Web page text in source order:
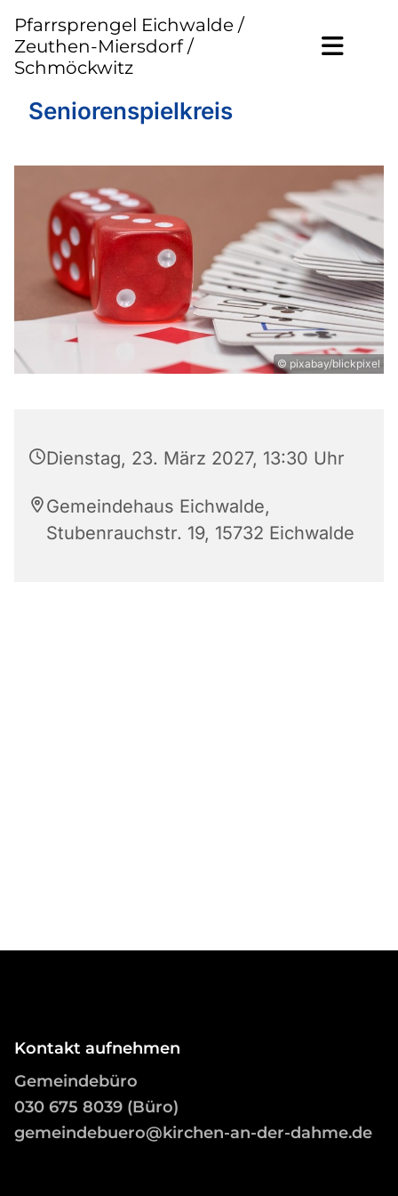
Pfarrsprengel Eichwalde /
Zeuthen-Miersdorf /
Schmöckwitz
Seniorenspielkreis
© pixabay/blickpixel
Dienstag, 23. März 2027, 13:30 Uhr
Gemeindehaus Eichwalde,
Stubenrauchstr. 19, 15732 Eichwalde
Kontakt aufnehmen
Gemeindebüro
030 675 8039 (Büro)
gemeindebuero@kirchen-an-der-dahme.de